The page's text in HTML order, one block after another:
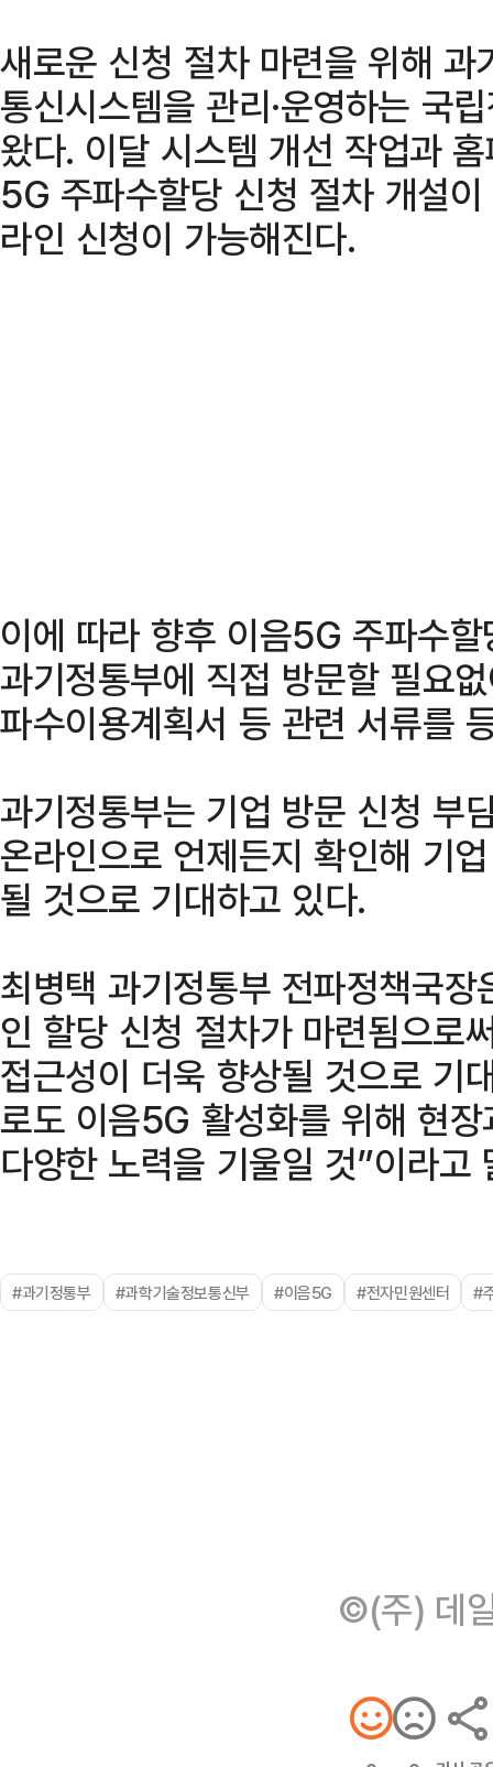
새로운 신청 절차 마련을 위해
통신시스템을 관리·운영하는 국
왔다. 이달 시스템 개선 작업과
5G 주파수할당 신청 절차 개설
라인 신청이 가능해진다.
이에 따라 향후 이음5G 주파수
과기정통부에 직접 방문할 필요
파수이용계획서 등 관련 서류를
과기정통부는 기업 방문 신청 부
온라인으로 언제든지 확인해 기
될 것으로 기대하고 있다.
최병택 과기정통부 전파정책국
인 할당 신청 절차가 마련됨으로
접근성이 더욱 향상될 것으로 기
로도 이음5G 활성화를 위해 현
다양한 노력을 기울일 것”이라고
#과기정통부 #과학기술정보통신부 #이음5G #전자민원센터 #
©(주) 데